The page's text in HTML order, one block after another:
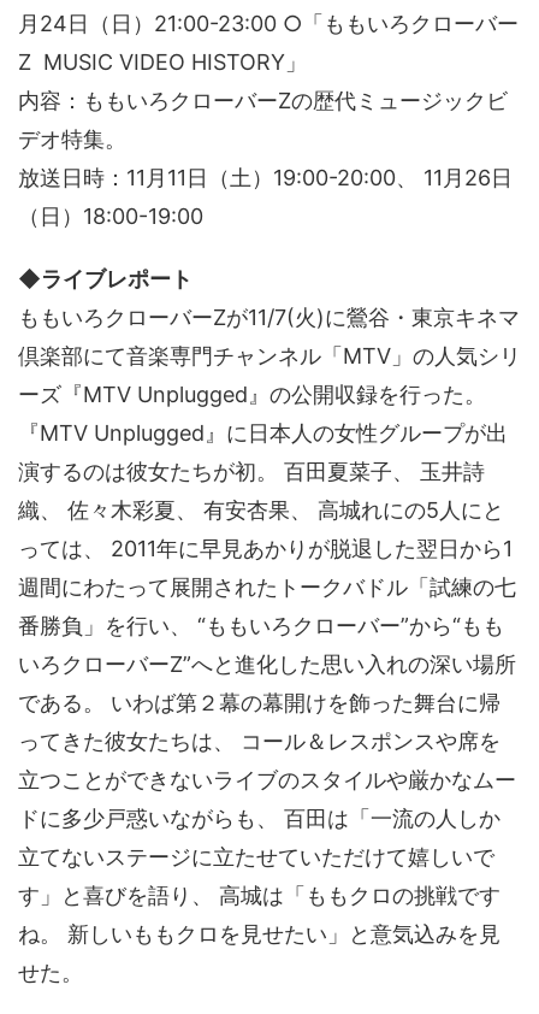
月24日（日）21:00-23:00 ○「ももいろクローバー
Z MUSIC VIDEO HISTORY」
内容：ももいろクローバーZの歴代ミュージックビ
デオ特集。
放送日時：11月11日（土）19:00-20:00、 11月26日
（日）18:00-19:00
◆ライブレポート
ももいろクローバーZが11/7(火)に鶯谷・東京キネマ
倶楽部にて音楽専門チャンネル「MTV」の人気シリ
ーズ『MTV Unplugged』の公開収録を行った。
『MTV Unplugged』に日本人の女性グループが出
演するのは彼女たちが初。 百田夏菜子、 玉井詩
織、 佐々木彩夏、 有安杏果、 高城れにの5人にと
っては、 2011年に早見あかりが脱退した翌日から1
週間にわたって展開されたトークバドル「試練の七
番勝負」を行い、 “ももいろクローバー”から“もも
いろクローバーZ”へと進化した思い入れの深い場所
である。 いわば第２幕の幕開けを飾った舞台に帰
ってきた彼女たちは、 コール＆レスポンスや席を
立つことができないライブのスタイルや厳かなムー
ドに多少戸惑いながらも、 百田は「一流の人しか
立てないステージに立たせていただけて嬉しいで
す」と喜びを語り、 高城は「ももクロの挑戦です
ね。 新しいももクロを見せたい」と意気込みを見
せた。